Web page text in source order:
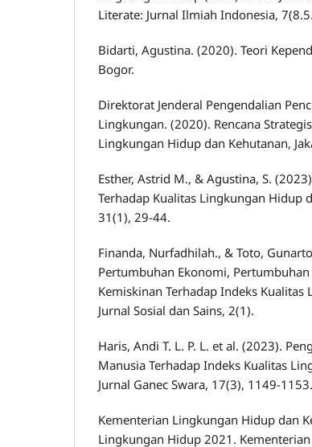
Literate: Jurnal Ilmiah Indonesia,
Bidarti, Agustina. (2020). Teori
Bogor.
Direktorat Jenderal Pengendalian
Lingkungan. (2020). Rencana
Lingkungan Hidup dan Kehutanan,
Esther, Astrid M., & Agustina, S.
Terhadap Kualitas Lingkungan Hidup
31(1), 29-44.
Finanda, Nurfadhilah., & Toto,
Pertumbuhan Ekonomi,
Kemiskinan Terhadap Indeks Kualitas
Jurnal Sosial dan Sains, 2(1).
Haris, Andi T. L. P. L. et al. (2023).
Manusia Terhadap Indeks Kualitas
Jurnal Ganec Swara, 17(3), 1149-1153.
Kementerian Lingkungan Hidup dan
Lingkungan Hidup 2021.